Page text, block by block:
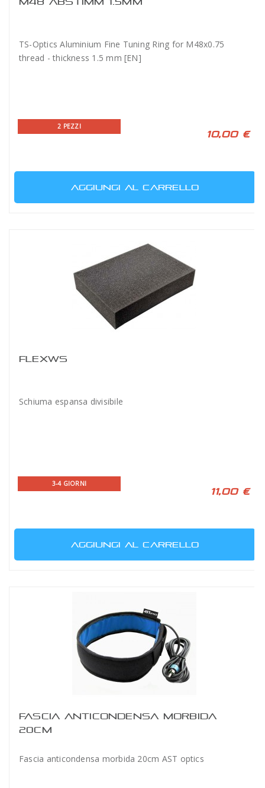
TS-Optics Aluminium Fine Tuning Ring for M48x0.75
thread - thickness 1.5 mm [EN]
2 PEZZI
10,00 €
AGGIUNGI AL CARRELLO
FLEXWS
Schiuma espansa divisibile
3-4 GIORNI
11,00 €
AGGIUNGI AL CARRELLO
FASCIA ANTICONDENSA MORBIDA
20CM
Fascia anticondensa morbida 20cm AST optics